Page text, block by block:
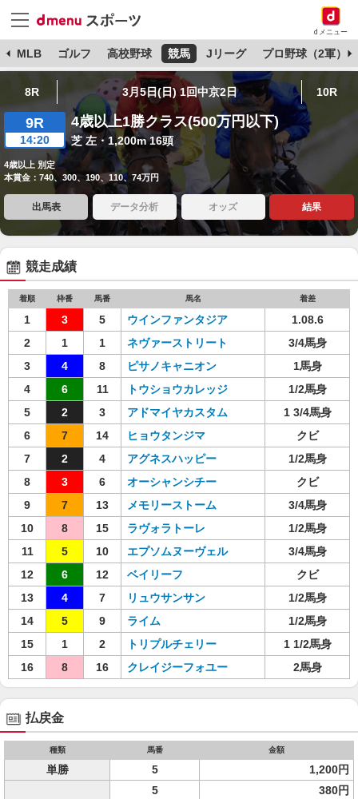
dメニュー
MLB ゴルフ 高校野球 競馬 Jリーグ プロ野球（2軍）
8R 3月5日(日) 1回中京2日 10R
9R
14:20
4歳以上1勝クラス(500万円以下)
芝 左・1,200m 16頭
4歳以上 別定
本賞金：740、300、190、110、74万円
出馬表 データ分析 オッズ 結果
競走成績
着順 枠番 馬番 馬名 着差
1 3 5 ウインファンタジア
1.08.6
2
1 1 ネヴァーストリート
3/4馬身
3
4 8 ピサノキャニオン
1馬身
4
6 11 トウショウカレッジ
1/2馬身
5
2 3 アドマイヤカスタム
1 3/4馬身
6
7 14 ヒョウタンジマ
クビ
7
2 4 アグネスハッピー
1/2馬身
8
3 6 オーシャンシチー
クビ
9
7 13 メモリーストーム
3/4馬身
10
8 15 ラヴォラトーレ
1/2馬身
11
5 10 エプソムヌーヴェル
3/4馬身
12
6 12 ベイリーフ
クビ
13
4 7 リュウサンサン
1/2馬身
14
5 9 ライム
1/2馬身
15
1 2 トリプルチェリー
1 1/2馬身
16
8 16 クレイジーフォユー 2馬身
払戻金
種類 馬番 金額
単勝 5 1,200円
5
380円